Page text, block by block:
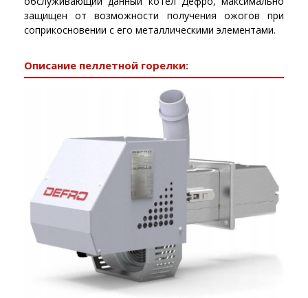
защищен от возможности получения ожогов при
соприкосновении с его металлическими элементами.
Описание пеллетной горелки: